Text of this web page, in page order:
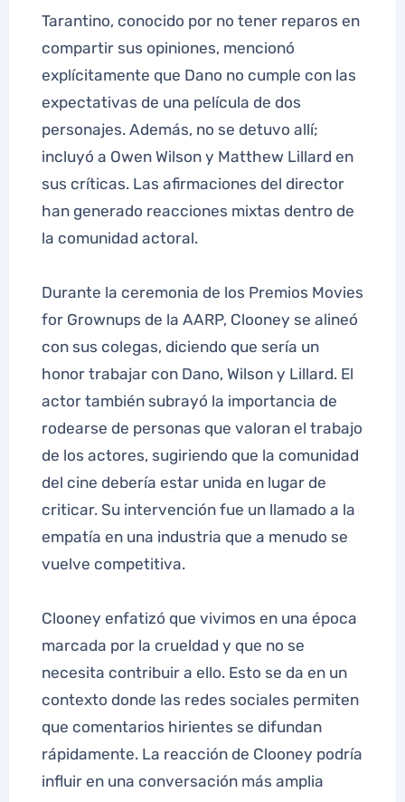
Tarantino, conocido por no tener reparos en
compartir sus opiniones, mencionó
explícitamente que Dano no cumple con las
expectativas de una película de dos
personajes. Además, no se detuvo allí;
incluyó a Owen Wilson y Matthew Lillard en
sus críticas. Las afirmaciones del director
han generado reacciones mixtas dentro de
la comunidad actoral.
Durante la ceremonia de los Premios Movies
for Grownups de la AARP, Clooney se alineó
con sus colegas, diciendo que sería un
honor trabajar con Dano, Wilson y Lillard. El
actor también subrayó la importancia de
rodearse de personas que valoran el trabajo
de los actores, sugiriendo que la comunidad
del cine debería estar unida en lugar de
criticar. Su intervención fue un llamado a la
empatía en una industria que a menudo se
vuelve competitiva.
Clooney enfatizó que vivimos en una época
marcada por la crueldad y que no se
necesita contribuir a ello. Esto se da en un
contexto donde las redes sociales permiten
que comentarios hirientes se difundan
rápidamente. La reacción de Clooney podría
influir en una conversación más amplia